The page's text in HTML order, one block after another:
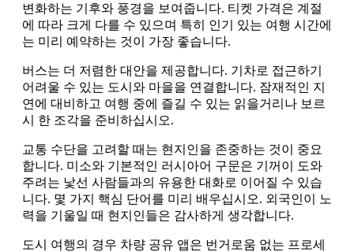
변화하는 기후와 풍경을 보여줍니다. 티켓 가격은 계절
에 따라 크게 다를 수 있으며 특히 인기 있는 여행 시간에
는 미리 예약하는 것이 가장 좋습니다.
버스는 더 저렴한 대안을 제공합니다. 기차로 접근하기
어려울 수 있는 도시와 마을을 연결합니다. 잠재적인 지
연에 대비하고 여행 중에 즐길 수 있는 읽을거리나 보르
시 한 조각을 준비하십시오.
교통 수단을 고려할 때는 현지인을 존중하는 것이 중요
합니다. 미소와 기본적인 러시아어 구문은 기꺼이 도와
주려는 낯선 사람들과의 유용한 대화로 이어질 수 있습
니다. 몇 가지 핵심 단어를 미리 배우십시오. 외국인이 노
력을 기울일 때 현지인들은 감사하게 생각합니다.
도시 여행의 경우 차량 공유 앱은 번거로움 없는 프로세